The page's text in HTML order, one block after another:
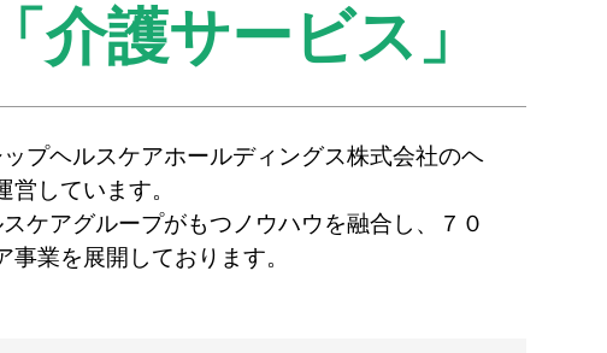
「介護サービス」
プヘルスケアホールディングス株式会社のヘ
しています。
ケアグループがもつノウハウを融合し、７０
業を展開しております。